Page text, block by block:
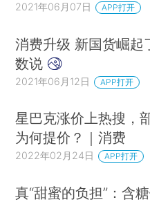
2021年06月07日 APP打开
消费升级 新国货崛起
数说
2021年06月12日 APP打开
星巴克涨价上热搜，
为何提价？｜消费
2022年02月24日 APP打开
真“甜蜜的负担”：含